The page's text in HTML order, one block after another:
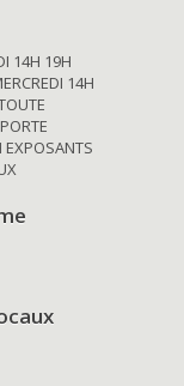
14H 19H
14H
EXPOSANTS